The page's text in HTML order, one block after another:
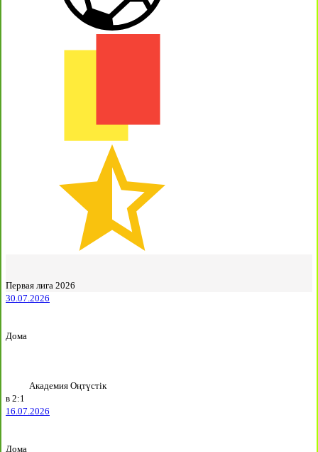
Первая лига 2026
30.07.2026
Дома
Академия Оңтүстік
в 2:1
16.07.2026
Дома